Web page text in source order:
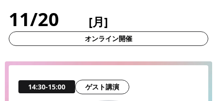
11/20 [月]
オンライン開催
14:30-15:00 ゲスト講演